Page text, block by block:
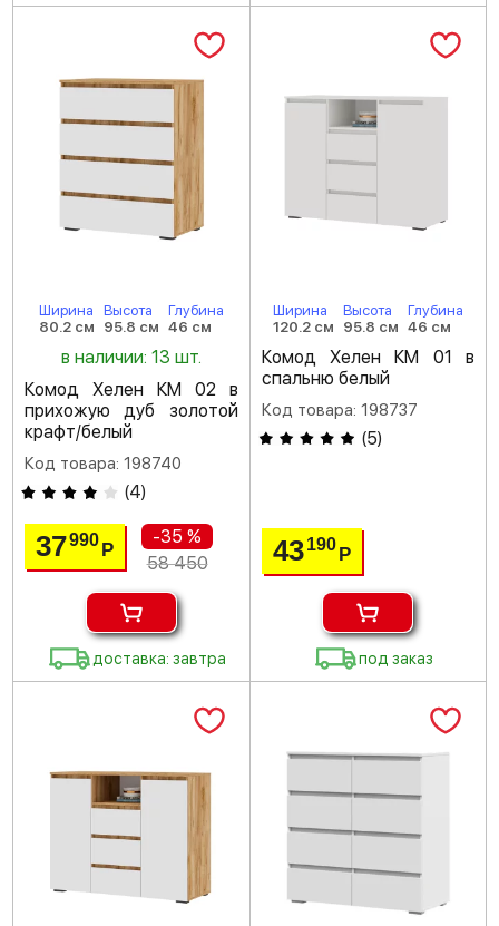
Ширина
80.2 см
Высота
95.8 см
Глубина
46 см
в наличии: 13 шт.
Комод Хелен КМ 02 в
прихожую дуб золотой
крафт/белый
Код товара: 198740
(4)
37990Р
-35 %
58 450
доставка: завтра
Ширина
120.2 см
Высота
95.8 см
Глубина
46 см
Комод Хелен КМ 01 в
спальню белый
Код товара: 198737
(5)
43 190 Р
под заказ